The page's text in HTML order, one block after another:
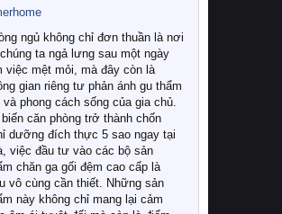
ngủ không chỉ đơn thuần là nơi
ta ngả lưng sau một ngày
việc mệt mỏi, mà đây còn là
gian riêng tư phản ánh gu thẩm
và phong cách sống của gia chủ.
căn phòng trở thành chốn
dưỡng đích thực 5 sao ngay tại
việc đầu tư vào các bộ sản
chăn ga gối đệm cao cấp là
vô cùng cần thiết. Những sản
này không chỉ mang lại cảm